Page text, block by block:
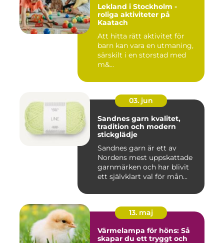
Lekland i Stockholm -
roliga aktiviteter på
Kaatach
Att hitta rätt aktivitet för
barn kan vara en utmaning,
särskilt i en storstad med
m&...
03. jun
Sandnes garn kvalitet,
tradition och modern
stickglädje
Sandnes garn är ett av
Nordens mest uppskattade
garnmärken och har blivit
ett självklart val för mån...
13. maj
Värmelampa för höns: Så
skapar du ett tryggt och